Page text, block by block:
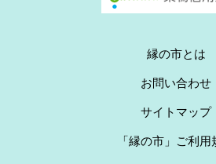
縁の市とは
お問い合わせ
サイトマップ
「縁の市」ご利用